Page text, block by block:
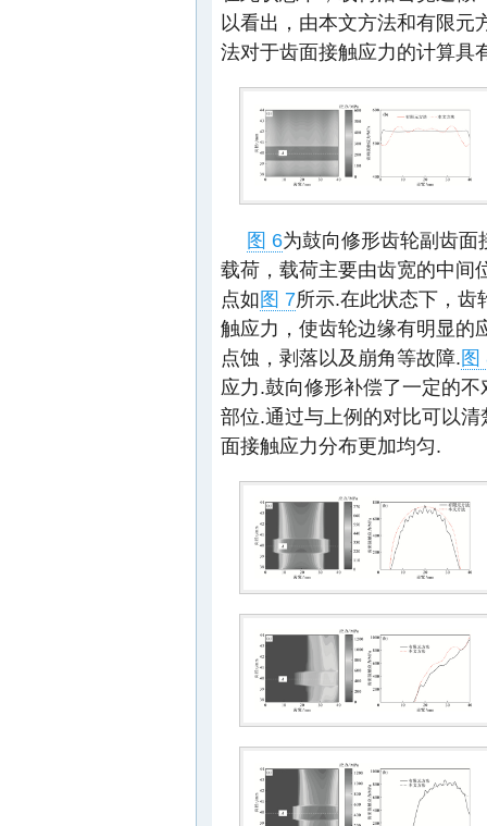
以看出，由本文方法和有限元
法对于齿面接触应力的计算具
图 6为鼓向修形齿轮副齿
载荷，载荷主要由齿宽的中间
点如图 7所示.在此状态下，齿
触应力，使齿轮边缘有明显的
点蚀，剥落以及崩角等故障.图
应力.鼓向修形补偿了一定的
部位.通过与上例的对比可以
面接触应力分布更加均匀.